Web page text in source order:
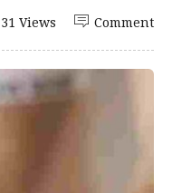
Comment
31 Views